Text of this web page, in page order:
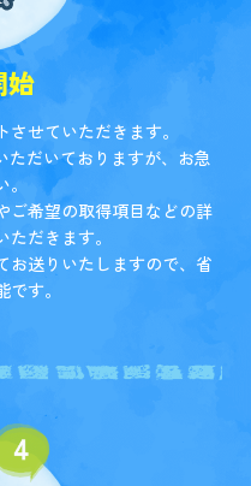
始
せていただきます。
ただいておりますが、お急
。
ご希望の取得項目などの詳
だきます。
お送りいたしますので、省
す。